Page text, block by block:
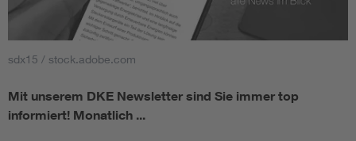
sdx15 / stock.adobe.com
Mit unserem DKE Newsletter sind Sie immer top
informiert! Monatlich ...